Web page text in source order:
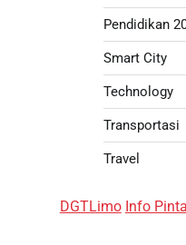
Pendidikan
Smart City
Technology
Transportasi
Travel
DGTLimo Info